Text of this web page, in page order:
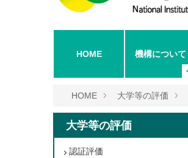
HOME 機構について
HOME 大学等の評価
大学等の評価
認証評価